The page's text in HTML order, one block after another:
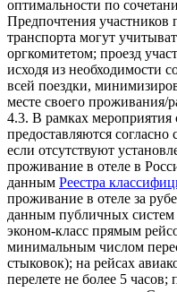
оптимальности по
Предпочтения
транспорта могут
оргкомитетом; проезд
исходя из необходимости
всей поездки,
месте своего проживания/
4.3. В рамках мероприятия
предоставляются
если отсутствуют
проживание в отеле в
данным Реестра
проживание в отеле за
данным публичных систем
эконом-класс прямым
минимальным числом
стыковок); на рейсах
перелете не более 5